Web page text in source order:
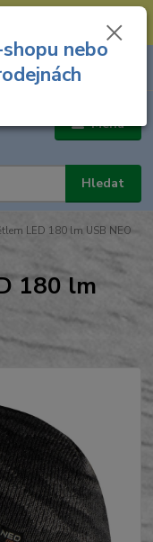
nářadí: 731 449 423 --
Menu
Hledat
za
LED 180 lm USB NEO
180 lm
nebo